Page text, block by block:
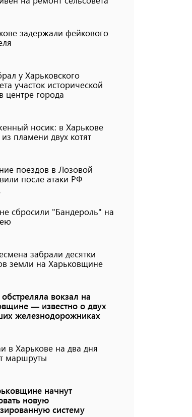
задержали фейкового
у Харьковского
участок исторической
центре города
носик: в Харькове
пламени двух котят
поездов в Лозовой
после атаки РФ
сбросили "Бандероль" на
забрали десятки
земли на Харьковщине
обстреляла вокзал на
— известно о двух
железнодорожниках
в Харькове на два дня
маршруты
начнут
новую
систему